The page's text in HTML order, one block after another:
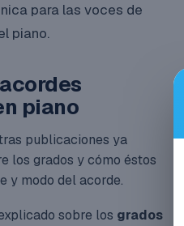
para las voces de
piano.
piano
publicaciones ya
los grados y cómo éstos
y modo del acorde.
sobre los grados